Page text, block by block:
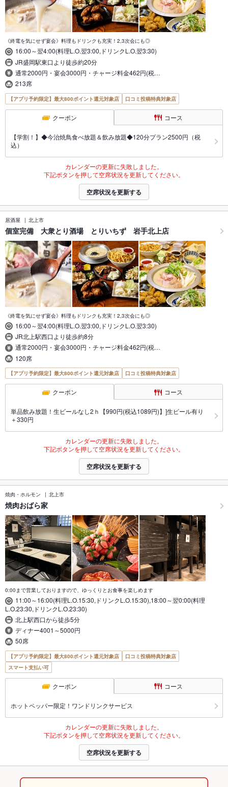
《終電を気にせず宴会》料理もドリンクも充実！2,3次会にも◎
16:00～翌4:00(料理L.O.翌3:00,ドリンクL.O.翌3:30)
JR盛岡駅東口より徒歩約20分
通常2000円・宴会3000円・チャージ料金462円(税…
213席
【アプリ予約限定】最大800ポイント還元対象店 口コミ投稿特典対象店
クーポン コース
【学割！】◆今治焼鳥食べ放題＆飲み放題◆120分プラン2500円（税
込）
カレンダーの更新に失敗しました。
下記ボタンを押して空席状況を更新してください。
空席状況を更新する
居酒屋 北上市
個室完備 大衆とり酒場 とりいちず 岩手北上店
《終電を気にせず宴会》料理もドリンクも充実！2,3次会にも◎
16:00～翌4:00(料理L.O.翌3:00,ドリンクL.O.翌3:30)
JR北上駅西口より徒歩約8分
通常2000円・宴会3000円・チャージ料金462円(税…
120席
【アプリ予約限定】最大800ポイント還元対象店 口コミ投稿特典対象店
クーポン コース
単品飲み放題！生ビールなし2ｈ【990円(税込1089円)】]生ビール有り
＋330円
カレンダーの更新に失敗しました。
下記ボタンを押して空席状況を更新してください。
空席状況を更新する
焼肉・ホルモン 北上市
焼肉おばら家
0:00まで営業しておりますので、ゆっくりとお食事を楽しめます
11:00～16:00(料理L.O.15:30,ドリンクL.O.15:30),18:00～翌0:00(料理
L.O.23:30,ドリンクL.O.23:30)
北上駅西口から徒歩5分
ディナー4001～5000円
50席
【アプリ予約限定】最大800ポイント還元対象店
口コミ投稿特典対象店
スマート支払い可
クーポン コース
ホットペッパー限定！ワンドリンクサービス
カレンダーの更新に失敗しました。
下記ボタンを押して空席状況を更新してください。
空席状況を更新する